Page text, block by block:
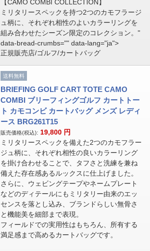
【CAMO COMBI COLLECTION】
ミリタリースペックを持つ2つのカモフラージ
ュ柄に、それぞれ相性のよいカラーリングを
組み合わせたシーズン限定のコレクション。"
data-bread-crumbs="" data-lang="ja">
正規販売店/ゴルフ/カートバッグ
送料無料
BRIEFING GOLF CART TOTE CAMO
COMBI ブリーフィングゴルフ カートトー
ト カモコンビ カートバッグ メンズ レディ
ース BRG261T15
販売価格(税込): 19,800 円
ミリタリースペックを備えた2つのカモフラー
ジュ柄に、それぞれ相性の良いカラーリング
を掛け合わせることで、タフさと洗練を兼ね
備えた存在感あるルックスに仕上げました。
さらに、ウェビングテープやネームプレート
などのディテールにもミリタリー由来のエッ
センスを落とし込み、ブランドらしい無骨さ
と機能美を細部まで表現。
フィールドでの実用性はもちろん、所有する
満足感まで高めるカートバッグです。